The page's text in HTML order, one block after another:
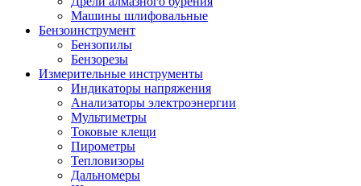
Машины шлифовальные
Бензоинструмент
Бензопилы
Бензорезы
Измерительные инструменты
Индикаторы напряжения
Анализаторы электроэнергии
Мультиметры
Токовые клещи
Пирометры
Тепловизоры
Дальномеры